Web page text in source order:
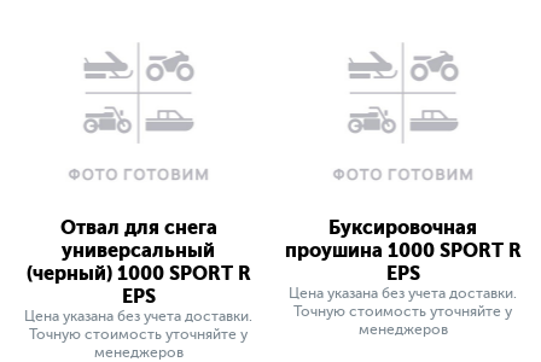
Отвал для снега
универсальный
(черный) 1000 SPORT R
EPS
Цена указана без учета доставки.
Точную стоимость уточняйте у
менеджеров
Буксировочная
проушина 1000 SPORT R
EPS
Цена указана без учета доставки.
Точную стоимость уточняйте у
менеджеров